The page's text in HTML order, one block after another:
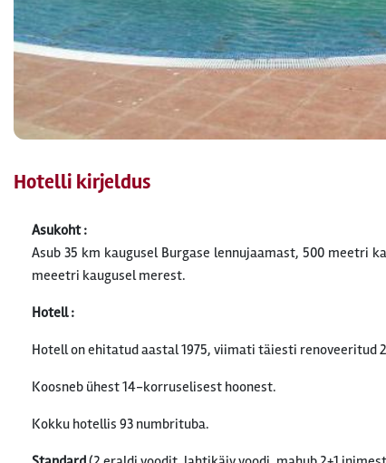
Hotelli kirjeldus
Asukoht :
Asub 35 km kaugusel Burgase lennujaamast, 500 meetri
meeetri kaugusel merest.
Hotell :
Hotell on ehitatud aastal 1975, viimati täiesti renoveeritud
Koosneb ühest 14-korruselisest hoonest.
Kokku hotellis 93 numbrituba.